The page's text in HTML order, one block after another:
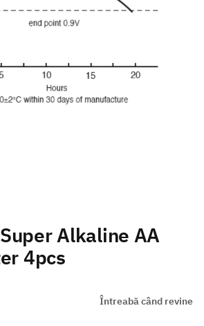
Alkaline AA
4pcs
Întreabă când revine